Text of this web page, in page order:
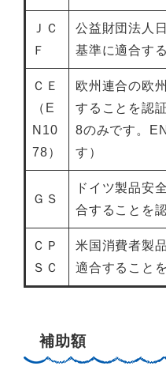
ＪＣ
Ｆ
公益財団法人
基準に適合す
ＣＥ
（E
N10
78）
欧州連合の欧
することを認
8のみです。
す）
ＧＳ
ドイツ製品安
合することを
ＣＰ
ＳＣ
米国消費者製
適合すること
補助額